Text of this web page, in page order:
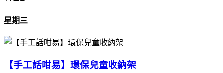
星期三
【手工話咁易】環保兒童收納架